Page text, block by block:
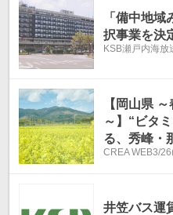
「備中地
択事業を
KSB瀬戸内海放
【岡山県
～】“ビタ
る、秀峰・
CREA WEB3/
井笠バス運